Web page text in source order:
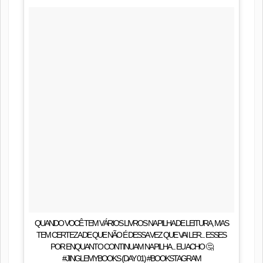
QUANDO VOCÊ TEM VÁRIOS LIVROS NA PILHA DE LEITURA, MAS
TEM CERTEZA DE QUE NÃO É DESSA VEZ QUE VAI LER... ESSES
POR ENQUANTO CONTINUAM NA PILHA... EU ACHO 🤔
#JINGLEMYBOOKS (DAY 01) #BOOKSTAGRAM